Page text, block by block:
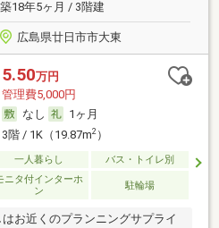
築18年5ヶ月 / 3階建
広島県廿日市市大東
5.50万円
管理費5,000円
なし
1ヶ月
3階 / 1K（19.87m2）
一人暮らし バス・トイレ別
ニタ付インターホ
ン
駐輪場
お近くのプランニングサプライ